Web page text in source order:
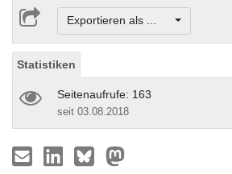
Exportieren als ...
Statistiken
Seitenaufrufe: 163
seit 03.08.2018